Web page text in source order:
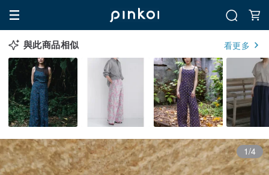
與此商品相似 看更多
1/4